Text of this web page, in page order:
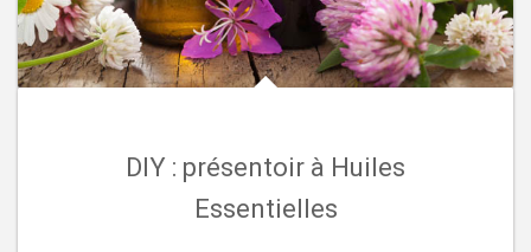
DIY : présentoir à Huiles
Essentielles